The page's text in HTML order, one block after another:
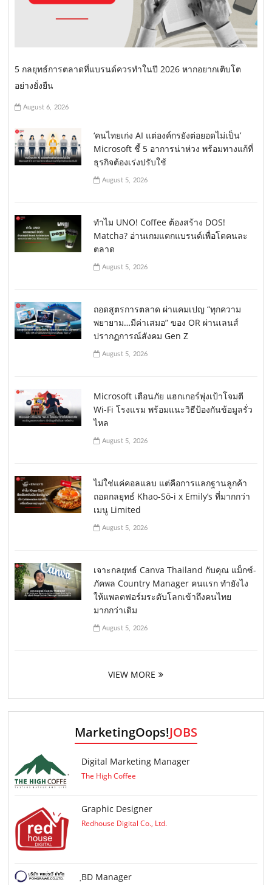
n
5 กลยุทธ์การตลาดที่แบรนด์ควรทำในปี 2026 หากอยากเติบโต
อย่างยั่งยืน
August 6, 2026
‘คนไทยเก่ง AI แต่องค์กรยังต่อยอดไม่เป็น’
Microsoft ชี้ 5 อาการน่าห่วง พร้อมทางแก้ที่
ธุรกิจต้องเร่งปรับใช้
August 5, 2026
ทำไม UNO! Coffee ต้องสร้าง DOS!
Matcha? อ่านเกมแตกแบรนด์เพื่อโตคนละ
ตลาด
August 5, 2026
ถอดสูตรการตลาด ผ่าแคมเปญ “ทุกความ
พยายาม…มีค่าเสมอ” ของ OR ผ่านเลนส์
ปรากฏการณ์สังคม Gen Z
August 5, 2026
Microsoft เตือนภัย แฮกเกอร์พุ่งเป้าโจมตี
Wi-Fi โรงแรม พร้อมแนะวิธีป้องกันข้อมูลรั่ว
ไหล
August 5, 2026
ไม่ใช่แค่คอลแลบ แต่คือการแลกฐานลูกค้า
ถอดกลยุทธ์ Khao-Sō-i x Emily’s ที่มากกว่า
เมนู Limited
August 5, 2026
เจาะกลยุทธ์ Canva Thailand กับคุณ แม็กซ์-
ภัคพล Country Manager คนแรก ทำยังไง
ให้แพลตฟอร์มระดับโลกเข้าถึงคนไทย
มากกว่าเดิม
August 5, 2026
VIEW MORE
MarketingOops!JOBS
Digital Marketing Manager
The High Coffee
Graphic Designer
Redhouse Digital Co., Ltd.
ฺBD Manager